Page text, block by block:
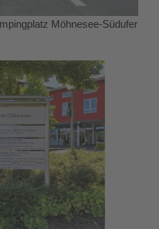
Möhnesee-Südufer